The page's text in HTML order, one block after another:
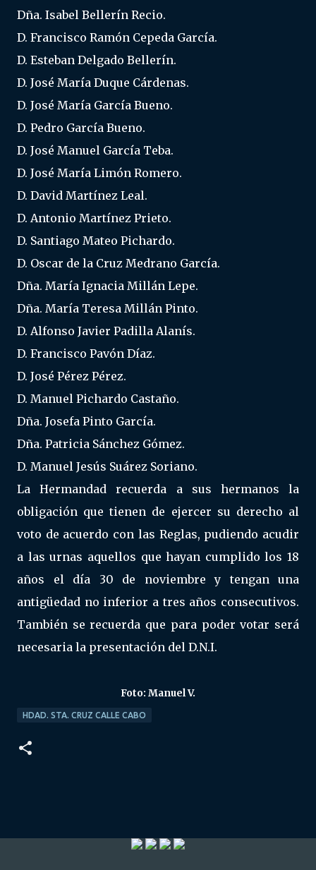
Dña. Isabel Bellerín Recio.
D. Francisco Ramón Cepeda García.
D. Esteban Delgado Bellerín.
D. José María Duque Cárdenas.
D. José María García Bueno.
D. Pedro García Bueno.
D. José Manuel García Teba.
D. José María Limón Romero.
D. David Martínez Leal.
D. Antonio Martínez Prieto.
D. Santiago Mateo Pichardo.
D. Oscar de la Cruz Medrano García.
Dña. María Ignacia Millán Lepe.
Dña. María Teresa Millán Pinto.
D. Alfonso Javier Padilla Alanís.
D. Francisco Pavón Díaz.
D. José Pérez Pérez.
D. Manuel Pichardo Castaño.
Dña. Josefa Pinto García.
Dña. Patricia Sánchez Gómez.
D. Manuel Jesús Suárez Soriano.
La Hermandad recuerda a sus hermanos la
obligación que tienen de ejercer su derecho al
voto de acuerdo con las Reglas, pudiendo acudir
a las urnas aquellos que hayan cumplido los 18
años el día 30 de noviembre y tengan una
antigüedad no inferior a tres años consecutivos.
También se recuerda que para poder votar será
necesaria la presentación del D.N.I.
Foto: Manuel V.
HDAD. STA. CRUZ CALLE CABO